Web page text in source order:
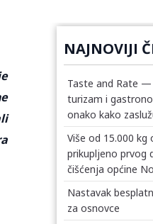
NAJNOVIJI
Taste and Rate
turizam i
onako kako
Više od 15.000 kg
prikupljeno prvog
čišćenja općine
Nastavak
za osnovce